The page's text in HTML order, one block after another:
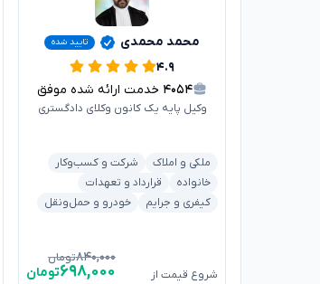
محمد محمدی تایید شده
۴.۹
۴۰۵۴ خدمت ارائه شده موفق
وکیل پایه یک کانون وکلای دادگستری
ملکی و املاک
شرکت و کسب‌وکار
خانواده
قرارداد و تعهدات
کیفری و جرایم
خودرو و حمل‌ونقل
شروع قیمت از
۸۴۰,۰۰۰تومان
۶۹۸,۰۰۰تومان